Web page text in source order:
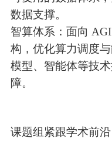
数据支撑。
智算体系：面向
构，优化算力调度
模型、智能体等技
障。
课题组紧跟学术前